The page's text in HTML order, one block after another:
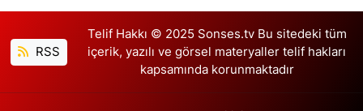
RSS
Telif Hakkı © 2025 Sonses.tv Bu sitedeki tüm
içerik, yazılı ve görsel materyaller telif hakları
kapsamında korunmaktadır